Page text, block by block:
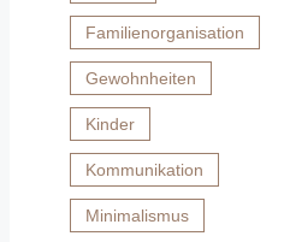
Familienorganisation
Gewohnheiten
Kinder
Kommunikation
Minimalismus